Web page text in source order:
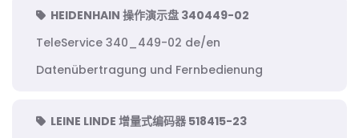
HEIDENHAIN 操作演示盘 340449-02
TeleService 340_449-02 de/en
Datenübertragung und Fernbedienung
LEINE LINDE 增量式编码器 518415-23